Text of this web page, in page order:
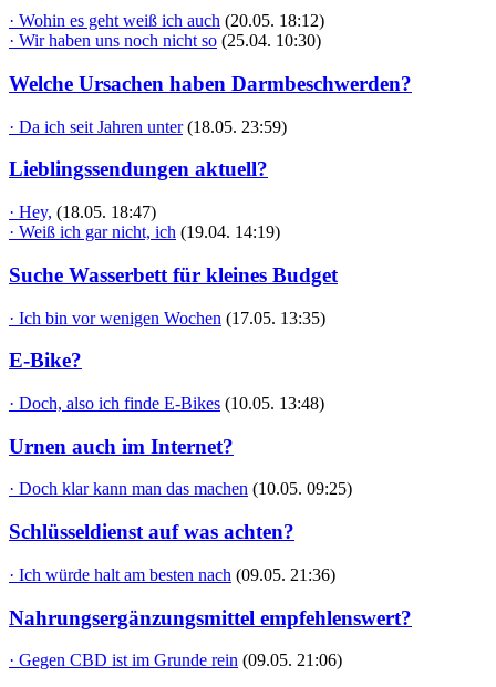
· Wohin es geht weiß ich auch (20.05. 18:12)
· Wir haben uns noch nicht so (25.04. 10:30)
Welche Ursachen haben Darmbeschwerden?
· Da ich seit Jahren unter (18.05. 23:59)
Lieblingssendungen aktuell?
· Hey, (18.05. 18:47)
· Weiß ich gar nicht, ich (19.04. 14:19)
Suche Wasserbett für kleines Budget
· Ich bin vor wenigen Wochen (17.05. 13:35)
E-Bike?
· Doch, also ich finde E-Bikes (10.05. 13:48)
Urnen auch im Internet?
· Doch klar kann man das machen (10.05. 09:25)
Schlüsseldienst auf was achten?
· Ich würde halt am besten nach (09.05. 21:36)
Nahrungsergänzungsmittel empfehlenswert?
· Gegen CBD ist im Grunde rein (09.05. 21:06)